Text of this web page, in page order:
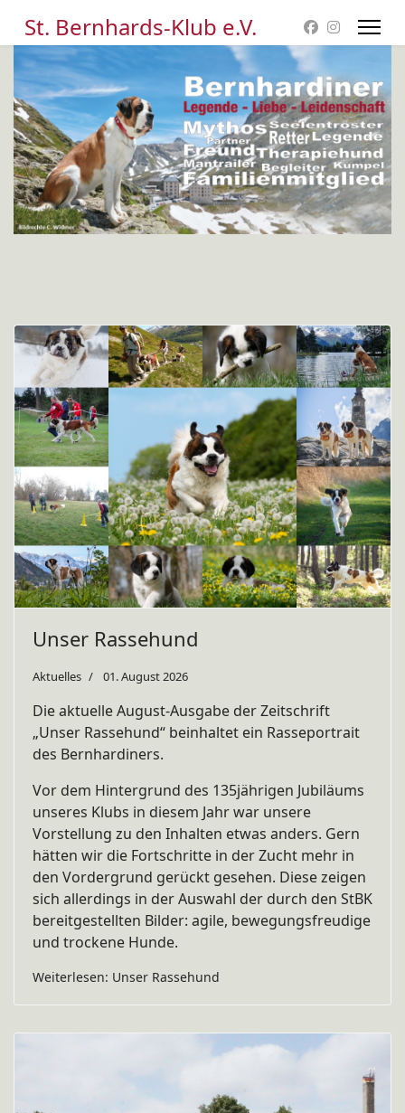
St. Bernhards-Klub e.V.
Unser Rassehund
Aktuelles 01. August 2026
Die aktuelle August-Ausgabe der Zeitschrift
„Unser Rassehund“ beinhaltet ein Rasseportrait
des Bernhardiners.
Vor dem Hintergrund des 135jährigen Jubiläums
unseres Klubs in diesem Jahr war unsere
Vorstellung zu den Inhalten etwas anders. Gern
hätten wir die Fortschritte in der Zucht mehr in
den Vordergrund gerückt gesehen. Diese zeigen
sich allerdings in der Auswahl der durch den StBK
bereitgestellten Bilder: agile, bewegungsfreudige
und trockene Hunde.
Weiterlesen: Unser Rassehund